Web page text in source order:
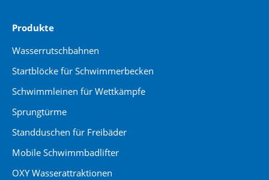
Produkte
Wasserrutschbahnen
Startblöcke für Schwimmerbecken
Schwimmleinen für Wettkämpfe
Sprungtürme
Standduschen für Freibäder
Mobile Schwimmbadlifter
OXY Wasserattraktionen